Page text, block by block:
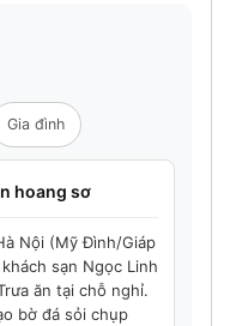
Gia đình
hoang sơ
Nội (Mỹ Đình/Giáp
sạn Ngọc Linh
ăn tại chỗ nghỉ.
bờ đá sỏi chụp